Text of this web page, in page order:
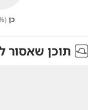
כן (
תוכן שאסור